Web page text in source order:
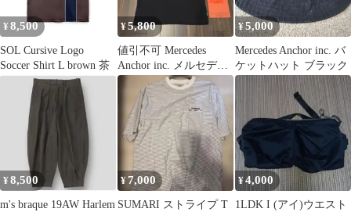
¥ 8,500
SOL Cursive Logo
Soccer Shirt L brown 茶
¥5,800
値引不可 Mercedes
Anchor inc. メルセデス
アンカーインク
¥5,000
Mercedes Anchor inc. バ
ケットハット ブラック
¥8,500
m's braque 19AW Harlem
¥7,000
SUMARI ストライプ T
¥4,000
1LDK I (アイ)ウエスト